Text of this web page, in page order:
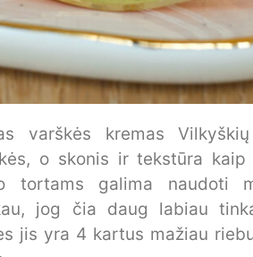
varškės kremas
o skonis ir tekstūra kaip
tortams galima naudoti
jog čia daug labiau
jis yra 4 kartus mažiau